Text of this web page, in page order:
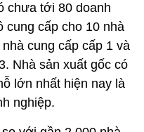
chưa tới 80 doanh
cung cấp cho 10 nhà
cung cấp cấp 1 và
Nhà sản xuất gốc có
lớn nhất hiện nay là
nghiệp.